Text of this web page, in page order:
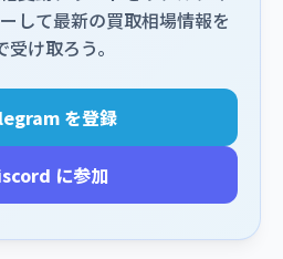
して最新の買取相場情報を
受け取ろう。
を登録
に参加